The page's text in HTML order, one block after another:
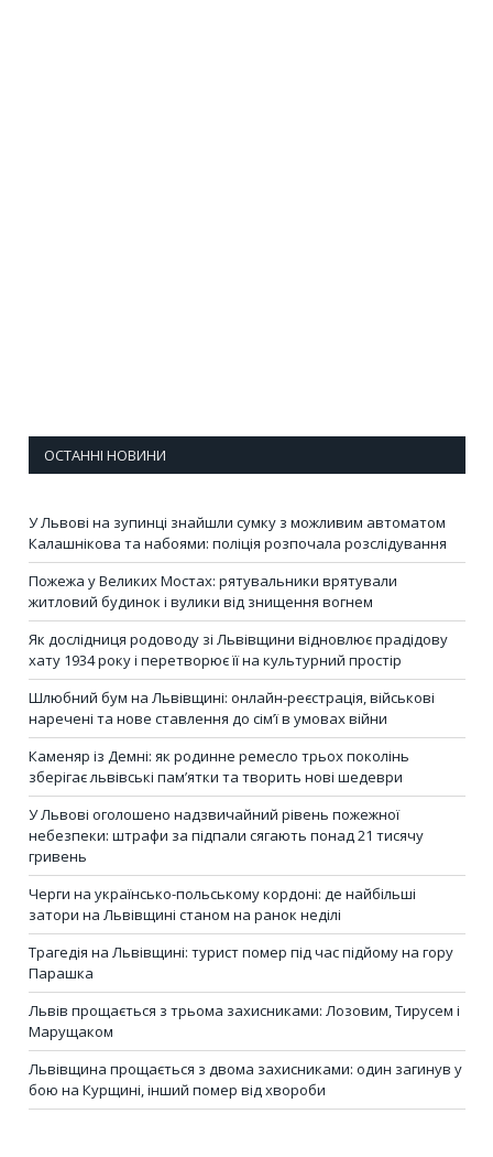
ОСТАННІ НОВИНИ
У Львові на зупинці знайшли сумку з можливим автоматом
Калашнікова та набоями: поліція розпочала розслідування
Пожежа у Великих Мостах: рятувальники врятували
житловий будинок і вулики від знищення вогнем
Як дослідниця родоводу зі Львівщини відновлює прадідову
хату 1934 року і перетворює її на культурний простір
Шлюбний бум на Львівщині: онлайн-реєстрація, військові
наречені та нове ставлення до сім’ї в умовах війни
Каменяр із Демні: як родинне ремесло трьох поколінь
зберігає львівські пам’ятки та творить нові шедеври
У Львові оголошено надзвичайний рівень пожежної
небезпеки: штрафи за підпали сягають понад 21 тисячу
гривень
Черги на українсько-польському кордоні: де найбільші
затори на Львівщині станом на ранок неділі
Трагедія на Львівщині: турист помер під час підйому на гору
Парашка
Львів прощається з трьома захисниками: Лозовим, Тирусем і
Марущаком
Львівщина прощається з двома захисниками: один загинув у
бою на Курщині, інший помер від хвороби